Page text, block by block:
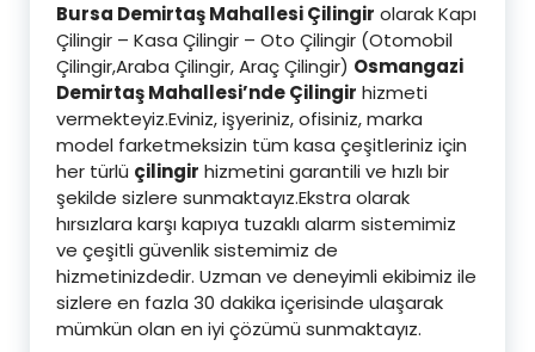
Bursa Demirtaş Mahallesi Çilingir olarak Kapı
Çilingir – Kasa Çilingir – Oto Çilingir (Otomobil
Çilingir,Araba Çilingir, Araç Çilingir) Osmangazi
Demirtaş Mahallesi’nde Çilingir hizmeti
vermekteyiz.Eviniz, işyeriniz, ofisiniz, marka
model farketmeksizin tüm kasa çeşitleriniz için
her türlü çilingir hizmetini garantili ve hızlı bir
şekilde sizlere sunmaktayız.Ekstra olarak
hırsızlara karşı kapıya tuzaklı alarm sistemimiz
ve çeşitli güvenlik sistemimiz de
hizmetinizdedir. Uzman ve deneyimli ekibimiz ile
sizlere en fazla 30 dakika içerisinde ulaşarak
mümkün olan en iyi çözümü sunmaktayız.